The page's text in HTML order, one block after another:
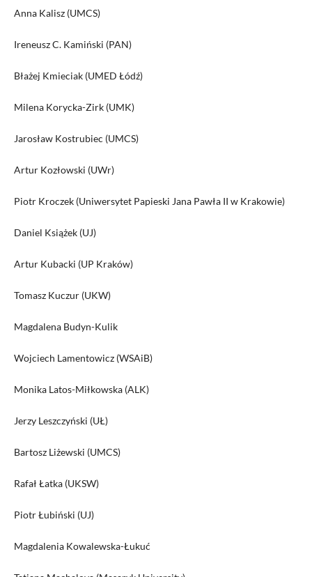
Anna Kalisz (UMCS)
Ireneusz C. Kamiński (PAN)
Błażej Kmieciak (UMED Łódź)
Milena Korycka-Zirk (UMK)
Jarosław Kostrubiec (UMCS)
Artur Kozłowski (UWr)
Piotr Kroczek (Uniwersytet Papieski Jana Pawła II w Krakowie)
Daniel Książek (UJ)
Artur Kubacki (UP Kraków)
Tomasz Kuczur (UKW)
Magdalena Budyn-Kulik
Wojciech Lamentowicz (WSAiB)
Monika Latos-Miłkowska (ALK)
Jerzy Leszczyński (UŁ)
Bartosz Liżewski (UMCS)
Rafał Łatka (UKSW)
Piotr Łubiński (UJ)
Magdalenia Kowalewska-Łukuć